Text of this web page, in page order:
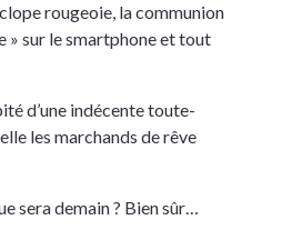
rougeoie, la communion
» sur le smartphone et tout
d’une indécente toute-
les marchands de rêve
sera demain ? Bien sûr…